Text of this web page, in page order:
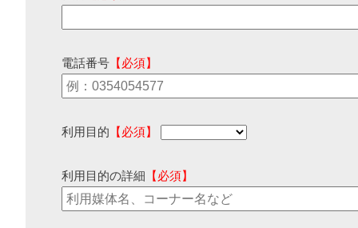
電話番号 【必須】
利用目的 【必須】
利用目的の詳細 【必須】